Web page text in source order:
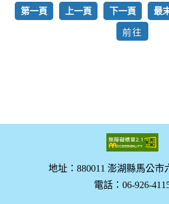
第一頁 上一頁 下一頁 最
地址：880011 澎湖縣馬公市
電話：06-926-